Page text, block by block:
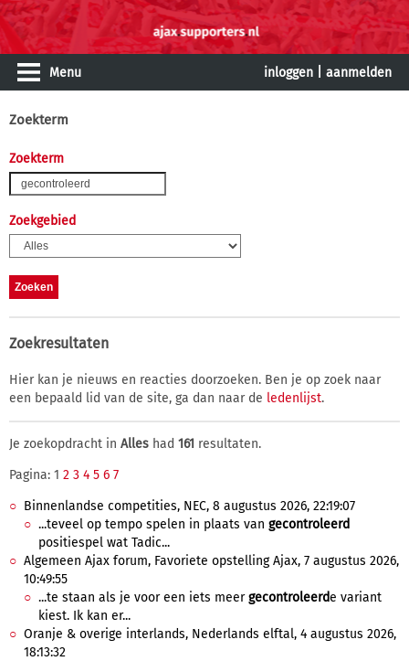
Menu inloggen aanmelden
Zoekterm
Zoekterm
Zoekgebied
Zoekresultaten
Hier kan je nieuws en reacties doorzoeken. Ben je op zoek naar
een bepaald lid van de site, ga dan naar de ledenlijst.
Je zoekopdracht in Alles had 161 resultaten.
Pagina: 1 2 3 4 5 6 7
Binnenlandse competities, NEC, 8 augustus 2026, 22:19:07
...teveel op tempo spelen in plaats van gecontroleerd
positiespel wat Tadic...
Algemeen Ajax forum, Favoriete opstelling Ajax, 7 augustus 2026,
10:49:55
...te staan als je voor een iets meergecontroleerde variant
kiest. Ik kan er...
Oranje & overige interlands, Nederlands elftal, 4 augustus 2026,
18:13:32